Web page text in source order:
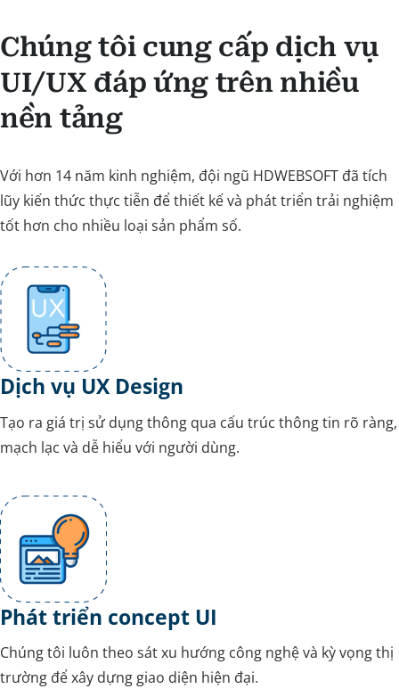
Chúng tôi cung cấp dịch vụ
UI/UX đáp ứng trên nhiều
nền tảng
Với hơn 14 năm kinh nghiệm, đội ngũ HDWEBSOFT đã tích
lũy kiến thức thực tiễn để thiết kế và phát triển trải nghiệm
tốt hơn cho nhiều loại sản phẩm số.
Dịch vụ UX Design
Tạo ra giá trị sử dụng thông qua cấu trúc thông tin rõ ràng,
mạch lạc và dễ hiểu với người dùng.
Phát triển concept UI
Chúng tôi luôn theo sát xu hướng công nghệ và kỳ vọng thị
trường để xây dựng giao diện hiện đại.